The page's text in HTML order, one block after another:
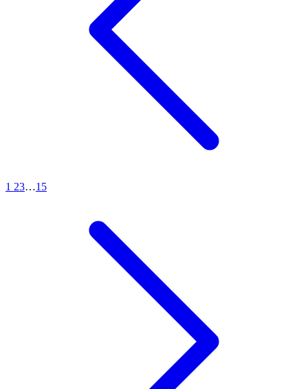
1 23…15